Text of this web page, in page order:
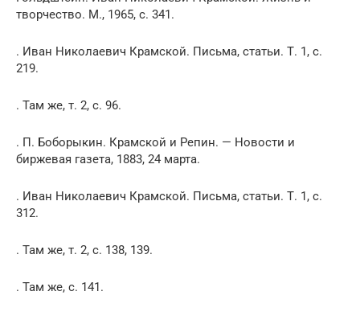
творчество. М., 1965, с. 341.
. Иван Николаевич Крамской. Письма, статьи. Т. 1, с.
219.
. Там же, т. 2, с. 96.
. П. Боборыкин. Крамской и Репин. — Новости и
биржевая газета, 1883, 24 марта.
. Иван Николаевич Крамской. Письма, статьи. Т. 1, с.
312.
. Там же, т. 2, с. 138, 139.
. Там же, с. 141.